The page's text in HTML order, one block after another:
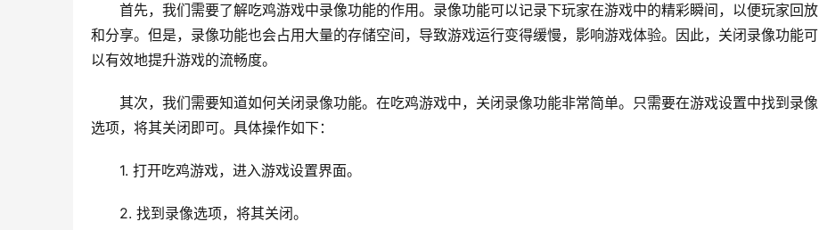
首先，我们需要了解吃鸡游戏中录像功能的作用。录像功能可以记录下玩家在游戏中的精彩瞬间，以便玩家回放
和分享。但是，录像功能也会占用大量的存储空间，导致游戏运行变得缓慢，影响游戏体验。因此，关闭录像功能可
以有效地提升游戏的流畅度。
其次，我们需要知道如何关闭录像功能。在吃鸡游戏中，关闭录像功能非常简单。只需要在游戏设置中找到录像
选项，将其关闭即可。具体操作如下：
1. 打开吃鸡游戏，进入游戏设置界面。
2. 找到录像选项，将其关闭。